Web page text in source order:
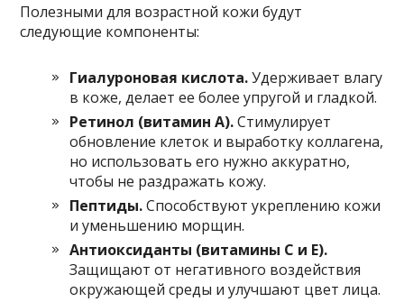
Полезными для возрастной кожи будут
следующие компоненты:
Гиалуроновая кислота.Удерживает влагу
в коже, делает ее более упругой и гладкой.
Ретинол (витамин А).Стимулирует
обновление клеток и выработку коллагена,
но использовать его нужно аккуратно,
чтобы не раздражать кожу.
Пептиды.Способствуют укреплению кожи
и уменьшению морщин.
Антиоксиданты (витамины С и Е).
Защищают от негативного воздействия
окружающей среды и улучшают цвет лица.